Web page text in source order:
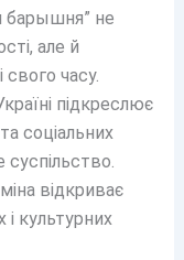
барышня” не
але й
свого часу.
підкреслює
соціальних
відкриває
і культурних